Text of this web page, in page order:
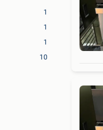
1
1
1
10